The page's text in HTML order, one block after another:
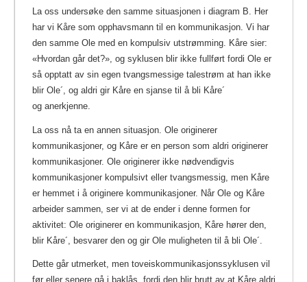
La oss undersøke den samme situasjonen i diagram B. Her
har vi Kåre som opphavsmann til en kommunikasjon. Vi har
den samme Ole med en kompulsiv utstrømming. Kåre sier:
«Hvordan går det?», og syklusen blir ikke fullført fordi Ole er
så opptatt av sin egen tvangsmessige talestrøm at han ikke
blir Ole´, og aldri gir Kåre en sjanse til å bli Kåre´
og anerkjenne.
La oss nå ta en annen situasjon. Ole originerer
kommunikasjoner, og Kåre er en person som aldri originerer
kommunikasjoner. Ole originerer ikke nødvendigvis
kommunikasjoner kompulsivt eller tvangsmessig, men Kåre
er hemmet i å originere kommunikasjoner. Når Ole og Kåre
arbeider sammen, ser vi at de ender i denne formen for
aktivitet: Ole originerer en kommunikasjon, Kåre hører den,
blir Kåre´, besvarer den og gir Ole muligheten til å bli Ole´.
Dette går utmerket, men toveiskommunikasjonssyklusen vil
før eller senere gå i baklås, fordi den blir brutt av at Kåre aldri